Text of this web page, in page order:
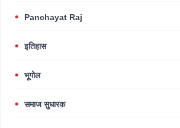
Panchayat Raj
इतिहास
भूगोल
समाज सुधारक